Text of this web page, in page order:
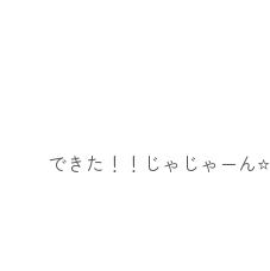
できた！！じゃじゃーん⭐️